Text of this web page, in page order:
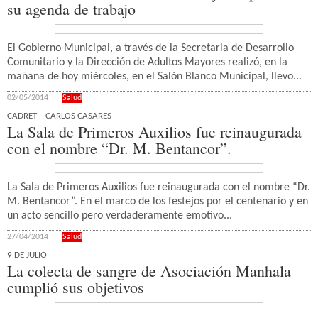
su agenda de trabajo
El Gobierno Municipal, a través de la Secretaria de Desarrollo
Comunitario y la Dirección de Adultos Mayores realizó, en la
mañana de hoy miércoles, en el Salón Blanco Municipal, llevo...
02/05/2014 Salud
CADRET – CARLOS CASARES
La Sala de Primeros Auxilios fue reinaugurada
con el nombre “Dr. M. Bentancor”.
La Sala de Primeros Auxilios fue reinaugurada con el nombre “Dr.
M. Bentancor”. En el marco de los festejos por el centenario y en
un acto sencillo pero verdaderamente emotivo...
27/04/2014 Salud
9 DE JULIO
La colecta de sangre de Asociación Manhala
cumplió sus objetivos